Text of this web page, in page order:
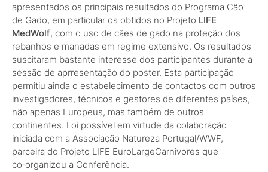
apresentados os principais resultados do Programa Cão
de Gado, em particular os obtidos no Projeto LIFE
MedWolf, com o uso de cães de gado na proteção dos
rebanhos e manadas em regime extensivo. Os resultados
suscitaram bastante interesse dos participantes durante a
sessão de aprresentação do poster. Esta participação
permitiu ainda o estabelecimento de contactos com outros
investigadores, técnicos e gestores de diferentes países,
não apenas Europeus, mas também de outros
continentes. Foi possível em virtude da colaboração
iniciada com a Associação Natureza Portugal/WWF,
parceira do Projeto LIFE EuroLargeCarnivores que
co‑organizou a Conferência.